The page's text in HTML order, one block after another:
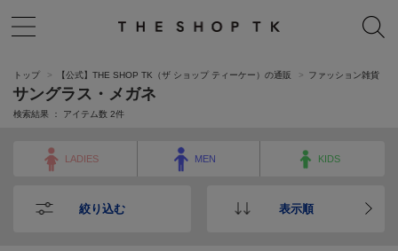
トップ 【公式】THE SHOP TK（ザ ショップ ティーケー）の通販 ファッション雑貨
サングラス・メガネ
検索結果 ： アイテム数 2件
LADIES MEN KIDS
絞り込む 表示順